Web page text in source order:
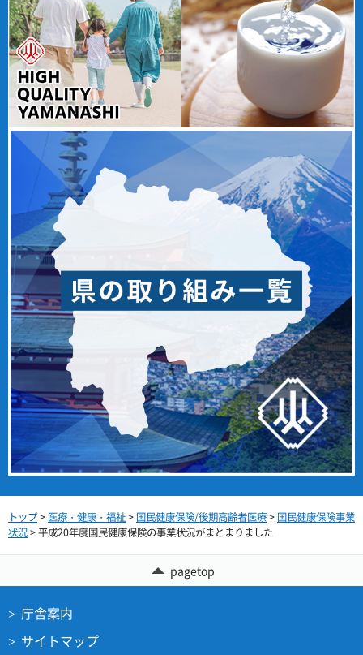
トップ> 医療・健康・福祉> 国民健康保険/後期高齢者医療> 国民健康保険事業
状況> 平成20年度国民健康保険の事業状況がまとまりました
pagetop
庁舎案内
サイトマップ